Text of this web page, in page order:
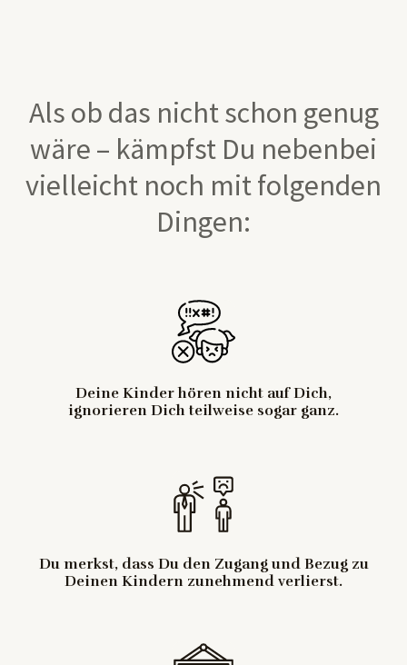
Als ob das nicht schon genug
wäre – kämpfst Du nebenbei
vielleicht noch mit folgenden
Dingen:
Deine Kinder hören nicht auf Dich,
ignorieren Dich teilweise sogar ganz.
Du merkst, dass Du den Zugang und Bezug zu
Deinen Kindern zunehmend verlierst.